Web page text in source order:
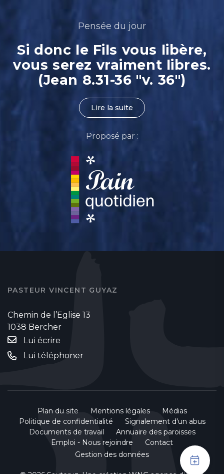
Pensée du jour
Si donc le Fils vous libère,
vous serez vraiment libres.
(Jean 8.31-36 "v. 36")
Lire la suite
Proposé par :
PASTEUR VINCENT GUYAZ
Chemin de l’Eglise 13
1038 Bercher
Lui écrire
Lui téléphoner
Plan du site Mentions légales
Médias
Politique de confidentialité
Signalement d'un abus
Documents de travail
Annuaire des paroisses
Emploi - Nous rejoindre
Contact
Gestion des données